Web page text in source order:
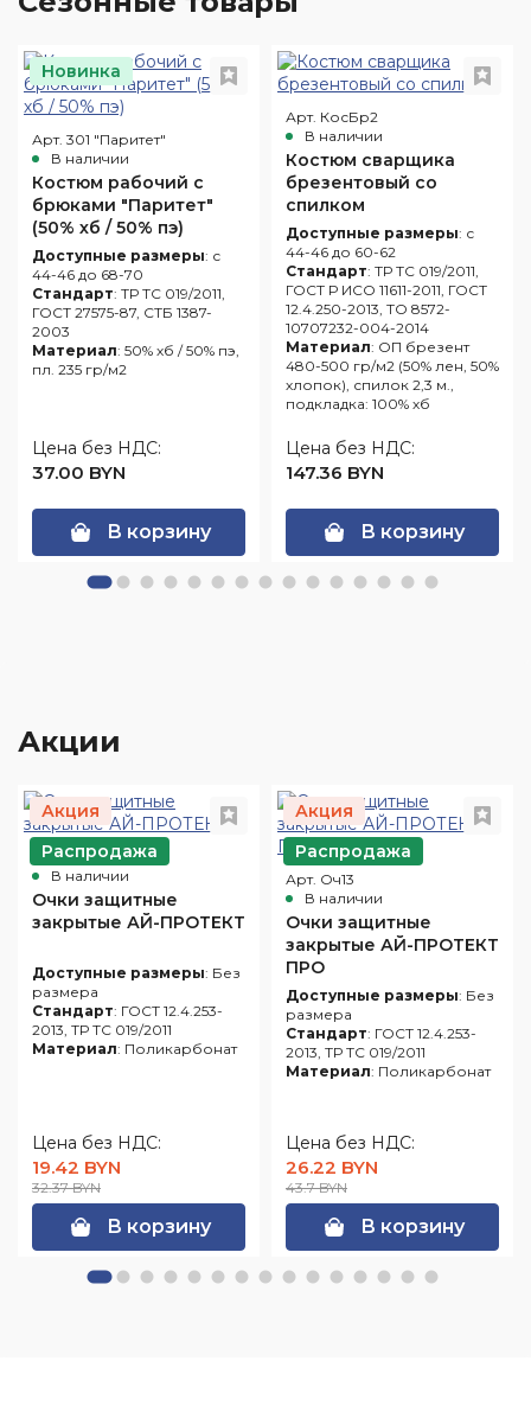
Новинка
Арт. 301 "Паритет"
В наличии
Костюм рабочий с
брюками "Паритет"
(50% хб / 50% пэ)
Доступные размеры: с
44-46 до 68-70
Стандарт: ТР ТС 019/2011,
ГОСТ 27575-87, СТБ 1387-
2003
Материал: 50% хб / 50% пэ,
пл. 235 гр/м2
Цена без НДС:
37.00 BYN
В корзину
Арт. КосБр2
В наличии
Костюм сварщика
брезентовый со
спилком
Доступные размеры: с
44-46 до 60-62
Стандарт: ТР ТС 019/2011,
ГОСТ Р ИСО 11611-2011, ГОСТ
12.4.250-2013, ТО 8572-
10707232-004-2014
Материал: ОП брезент
480-500 гр/м2 (50% лен, 50%
хлопок), спилок 2,3 м.,
подкладка: 100% хб
Цена без НДС:
147.36 BYN
В корзину
Акции
Акция
Распродажа
Арт. Оч10
В наличии
Очки защитные
закрытые АЙ-ПРОТЕКТ
Доступные размеры: Без
размера
Стандарт: ГОСТ 12.4.253-
2013, ТР ТС 019/2011
Материал: Поликарбонат
Цена без НДС:
19.42 BYN
32.37 BYN
В корзину
Акция
Распродажа
Арт. Оч13
В наличии
Очки защитные
закрытые АЙ-ПРОТЕКТ
ПРО
Доступные размеры: Без
размера
Стандарт: ГОСТ 12.4.253-
2013, ТР ТС 019/2011
Материал: Поликарбонат
Цена без НДС:
26.22 BYN
43.7 BYN
В корзину